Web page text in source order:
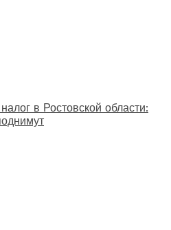
в Ростовской области: